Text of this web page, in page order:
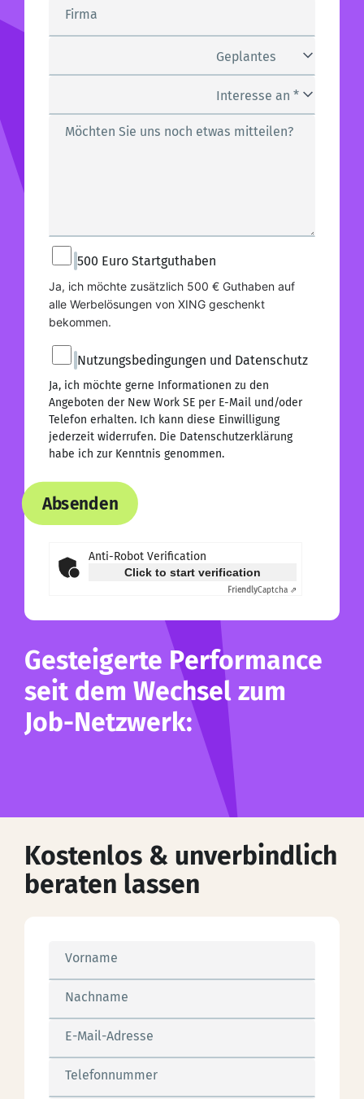
Firma
Geplantes
Interesse an *
Möchten Sie uns noch etwas mitteilen?
500 Euro Startguthaben
Ja, ich möchte zusätzlich 500 € Guthaben auf
alle Werbelösungen von XING geschenkt
bekommen.
Nutzungsbedingungen und Datenschutz
Ja, ich möchte gerne Informationen zu den
Angeboten der New Work SE per E-Mail und/oder
Telefon erhalten. Ich kann diese Einwilligung
jederzeit widerrufen. Die Datenschutzerklärung
habe ich zur Kenntnis genommen.
Absenden
Anti-Robot Verification
Click to start verification
FriendlyCaptcha ⇗
Gesteigerte Performance
seit dem Wechsel zum
Job-Netzwerk:
Kostenlos & unverbindlich
beraten lassen
Vorname
Nachname
E-Mail-Adresse
Telefonnummer